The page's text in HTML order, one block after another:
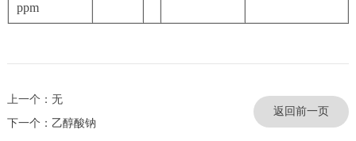
ppm
上一个：无
下一个：乙醇酸钠
返回前一页